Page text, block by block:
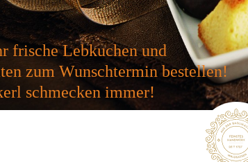
frische Lebkuchen und
Wunschtermin bestellen!
schmecken immer!